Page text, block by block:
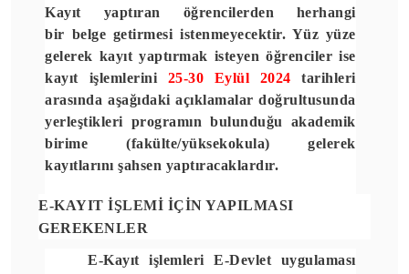
Kayıt yaptıran öğrencilerden herhangi
bir belge getirmesiistenmeyecektir. Yüz yüze
gelerek kayıt yaptırmak isteyen öğrenciler ise
kayıt işlemlerini 25-30 Eylül 2024tarihleri
arasında aşağıdaki açıklamalar doğrultusunda
yerleştikleri programın bulunduğu akademik
birime (fakülte/yüksekokula) gelerek
kayıtlarını şahsen yaptıracaklardır.
E-KAYIT İŞLEMİ İÇİN YAPILMASI
GEREKENLER
E-Kayıt işlemleriE-Devlet uygulaması